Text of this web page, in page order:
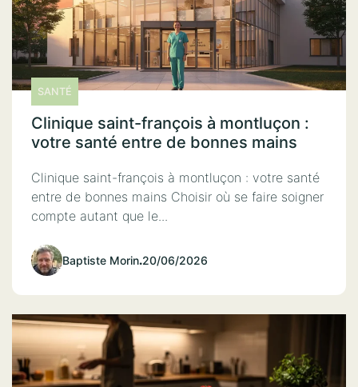
SANTÉ
Clinique saint-françois à montluçon :
votre santé entre de bonnes mains
Clinique saint-françois à montluçon : votre santé
entre de bonnes mains Choisir où se faire soigner
compte autant que le...
Baptiste Morin.20/06/2026